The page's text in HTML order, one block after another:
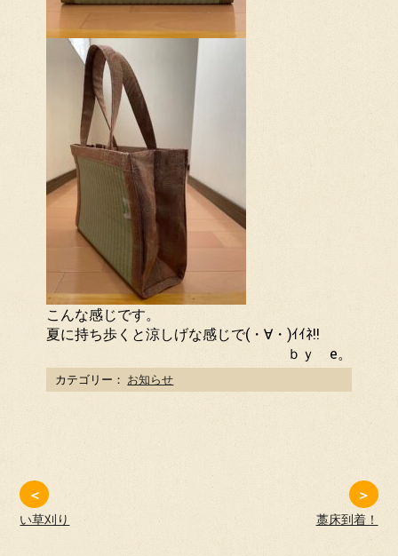
こんな感じです。
夏に持ち歩くと涼しげな感じで(・∀・)ｲｲﾈ!!
ｂｙ e。
カテゴリー： お知らせ
＜
い草刈り
＞
藁床到着！